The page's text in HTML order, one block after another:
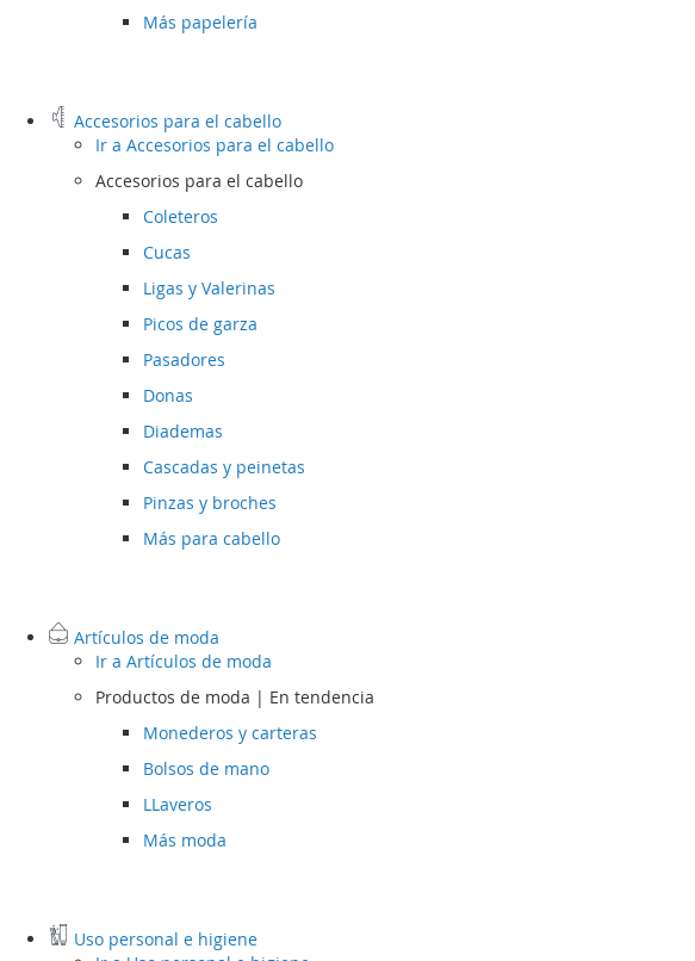
Más papelería
Accesorios para el cabello
Ir a Accesorios para el cabello
Accesorios para el cabello
Coleteros
Cucas
Ligas y Valerinas
Picos de garza
Pasadores
Donas
Diademas
Cascadas y peinetas
Pinzas y broches
Más para cabello
Artículos de moda
Ir a Artículos de moda
Productos de moda | En tendencia
Monederos y carteras
Bolsos de mano
LLaveros
Más moda
Uso personal e higiene